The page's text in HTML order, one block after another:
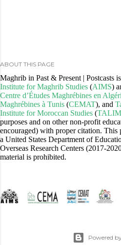
ABOUT THIS PAGE
Maghrib in Past & Present | Postcasts
Institute for Maghrib Studies (AIMS)
Centre d’Études Maghrébines en
Maghrébines à Tunis (CEMAT), and
Institute for Moroccan Studies (TALIM
purposes and on other non-profit
encouraged) with proper citation. This
a United States Department of
Overseas Research Centers (2017-
material is prohibited.
Powered